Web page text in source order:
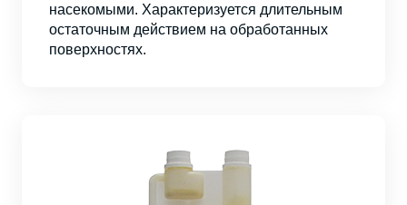
насекомыми. Характеризуется длительным
остаточным действием на обработанных
поверхностях.